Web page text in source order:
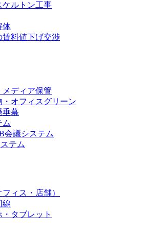
ケルトン工事
体
賃料値下げ交渉
ディア保管
・オフィスグリーン
垂幕
ム
会議システム
テム
ィス・店舗）
線
タブレット